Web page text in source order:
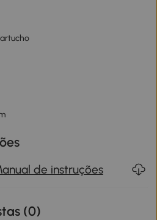
de instruções
(0)